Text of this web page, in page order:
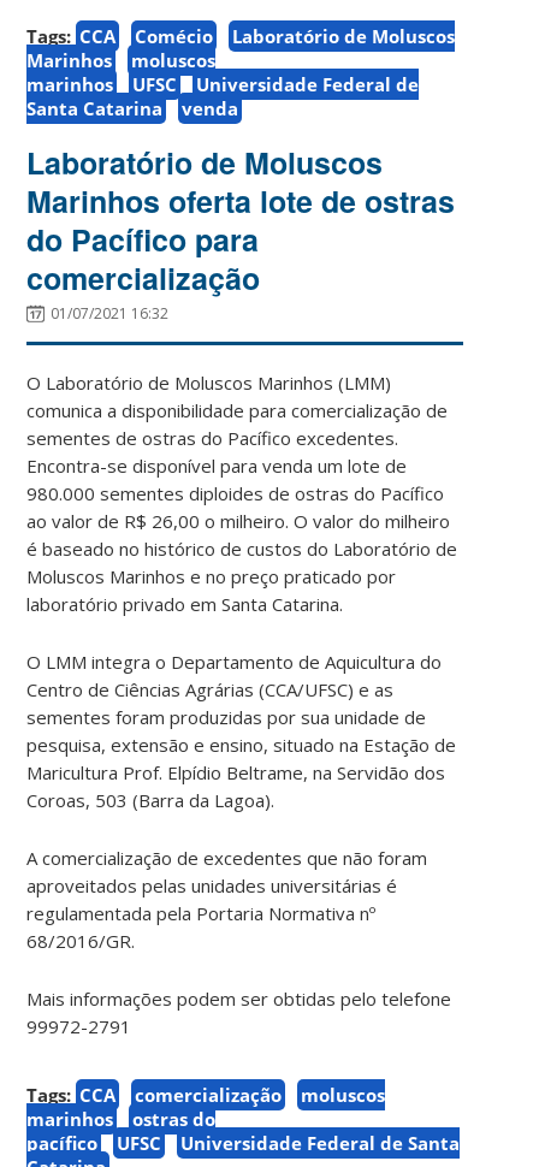
Tags: CCA Comécio
Laboratório de Moluscos
Marinhos
moluscos
marinhos
UFSC
Universidade Federal de
Santa Catarina
venda
Laboratório de Moluscos
Marinhos oferta lote de ostras
do Pacífico para
comercialização
01/07/2021 16:32
O Laboratório de Moluscos Marinhos (LMM)
comunica a disponibilidade para comercialização de
sementes de ostras do Pacífico excedentes.
Encontra-se disponível para venda um lote de
980.000 sementes diploides de ostras do Pacífico
ao valor de R$ 26,00 o milheiro. O valor do milheiro
é baseado no histórico de custos do Laboratório de
Moluscos Marinhos e no preço praticado por
laboratório privado em Santa Catarina.
O LMM integra o Departamento de Aquicultura do
Centro de Ciências Agrárias (CCA/UFSC) e as
sementes foram produzidas por sua unidade de
pesquisa, extensão e ensino, situado na Estação de
Maricultura Prof. Elpídio Beltrame, na Servidão dos
Coroas, 503 (Barra da Lagoa).
A comercialização de excedentes que não foram
aproveitados pelas unidades universitárias é
regulamentada pela Portaria Normativa nº
68/2016/GR.
Mais informações podem ser obtidas pelo telefone
99972-2791
Tags: CCA comercialização
moluscos
marinhos
ostras do
pacífico
UFSC
Universidade Federal de Santa